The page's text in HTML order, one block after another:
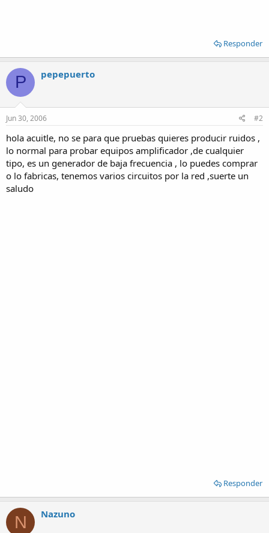
Responder
P pepepuerto
Jun 30, 2006 #2
hola acuitle, no se para que pruebas quieres producir ruidos ,
lo normal para probar equipos amplificador ,de cualquier
tipo, es un generador de baja frecuencia , lo puedes comprar
o lo fabricas, tenemos varios circuitos por la red ,suerte un
saludo
Responder
N Nazuno